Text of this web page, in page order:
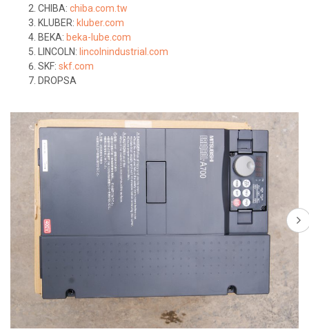
CHIBA: chiba.com.tw
KLUBER: kluber.com
BEKA: beka-lube.com
LINCOLN: lincolnindustrial.com
SKF: skf.com
DROPSA